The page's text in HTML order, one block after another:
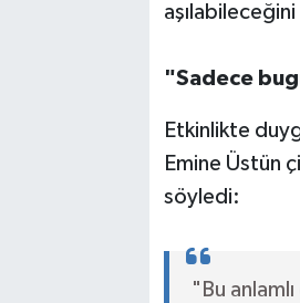
"Sadece
Etkinlikte
Emine Üstün
söyledi:
"Bu